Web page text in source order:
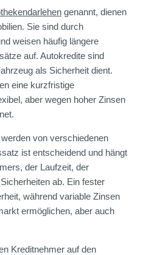
genannt, dienen
Sie sind durch
weisen häufig längere
auf. Autokredite sind
als Sicherheit dient.
eine kurzfristige
aber wegen hoher Zinsen
von verschiedenen
ist entscheidend und hängt
der Laufzeit, der
ab. Ein fester
während variable Zinsen
ermöglichen, aber auch
Kreditnehmer auf den